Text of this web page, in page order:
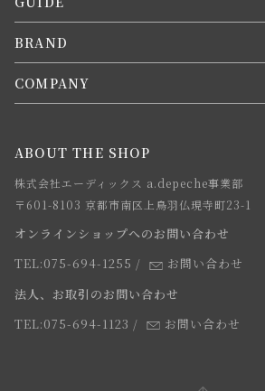
マイページ
新規会員登録
会員規約について
お買い物ガイド
会員登録について
お支払方法について
お届けについて
よくあるご質問
BRAND
コンセプト
webカタログ
COMPANY
求人情報
法人のお客様
スタッフ
ABOUT THE SHOP
株式会社エーディックス a.depeche事業部
〒601-8103 京都市南区上鳥羽仏現寺町23-1
オンラインショップへのお問い合わせ
TEL:075-694-1255 /
お問い合わせ
法人、お取引のお問い合わせ
TEL:075-694-1123 / お問い合わせ